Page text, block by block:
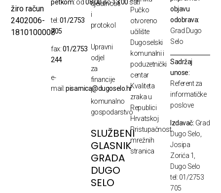
žiro račun
2402006-
1810100008
petkom:od08:00do13:00 sati
tel:01/2753
705
fax:01/2753
244
e-
mail:pisarnica@dugoselo.hr
djelatnosti
i
protokol
Upravni
odjel
za
financije
i
komunalno
gospodarstvo
SLUŽBENI
GLASNIK
GRADA
DUGO
SELO
Pučko
otvoreno
učilište
Dugoselski
komunalni i
poduzetnički
centar
Kvaliteta
zraka u
Republici
Hrvatskoj
Pristupačnost
mrežnih
stranica
objavu
odobrava:
Grad Dugo
Selo
Sadržaj
unose:
Referent za
informatičke
poslove
Izdavač: Grad
Dugo Selo,
Josipa
Zorića 1,
Dugo Selo
tel: 01/2753
705